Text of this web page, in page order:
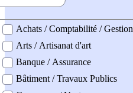
professionel
Achats / Comptabilité / Gestion
Arts / Artisanat d'art
Banque / Assurance
Bâtiment / Travaux Publics